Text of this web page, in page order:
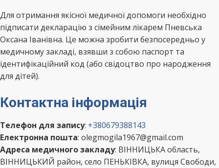
Для отримання якісної медичної допомоги необхідно
підписати декларацію з сімейним лікарем Пневська
Оксана Іванівна. Це можна зробити безпосередньо у
медичному закладі, взявши з собою паспорт та
ідентифікаційний код (або свідоцтво про народження
для дітей).
Контактна інформація
Телефон для запису: +380679388143
Електронна пошта: olegmogila1967@gmail.com
Адреса медичного закладу: ВІННИЦЬКА область,
ВІННИЦЬКИЙ район, село ПЕНЬКІВКА, вулиця Свободи,